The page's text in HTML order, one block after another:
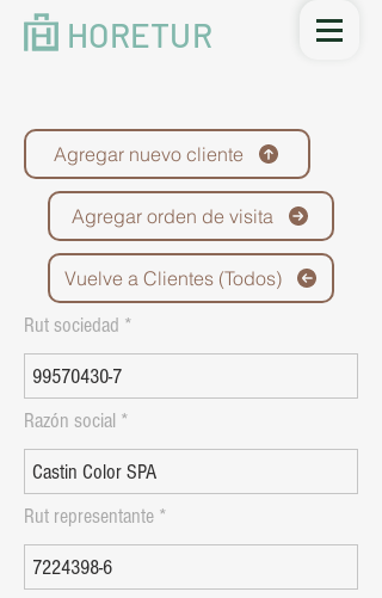
HORETUR
Agregar nuevo cliente
Agregar orden de visita
Vuelve a Clientes (Todos)
Rut sociedad
Razón social
Rut representante